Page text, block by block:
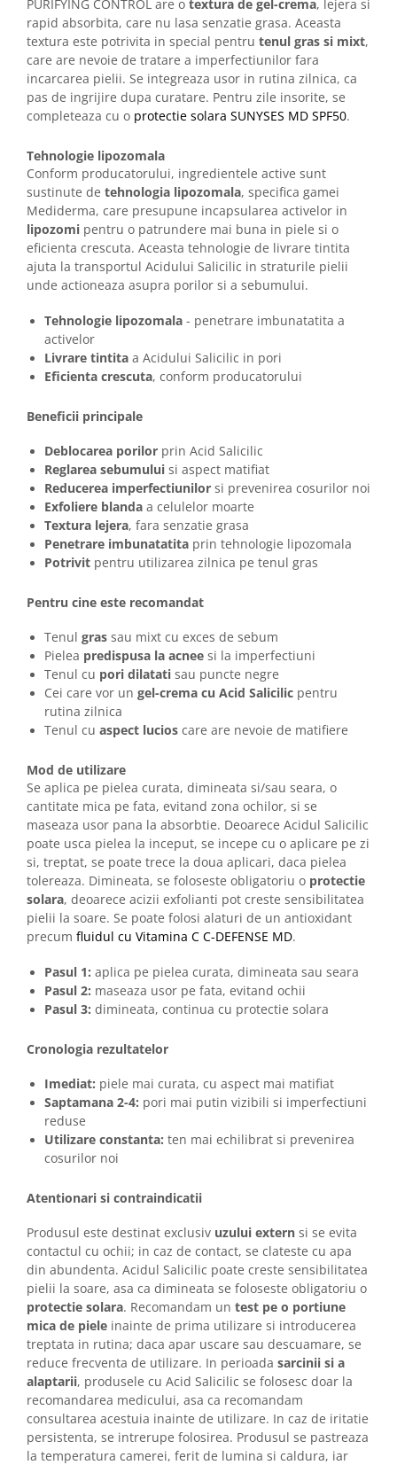
PURIFYING CONTROL are o textura de gel-crema, lejera si
rapid absorbita, care nu lasa senzatie grasa. Aceasta
textura este potrivita in special pentru tenul gras si mixt,
care are nevoie de tratare a imperfectiunilor fara
incarcarea pielii. Se integreaza usor in rutina zilnica, ca
pas de ingrijire dupa curatare. Pentru zile insorite, se
completeaza cu o protectie solara SUNYSES MD SPF50.
Tehnologie lipozomala
Conform producatorului, ingredientele active sunt
sustinute de tehnologia lipozomala, specifica gamei
Mediderma, care presupune incapsularea activelor in
lipozomi pentru o patrundere mai buna in piele si o
eficienta crescuta. Aceasta tehnologie de livrare tintita
ajuta la transportul Acidului Salicilic in straturile pielii
unde actioneaza asupra porilor si a sebumului.
Tehnologie lipozomala - penetrare imbunatatita a
activelor
Livrare tintita a Acidului Salicilic in pori
Eficienta crescuta, conform producatorului
Beneficii principale
Deblocarea porilor prin Acid Salicilic
Reglarea sebumului si aspect matifiat
Reducerea imperfectiunilor si prevenirea cosurilor noi
Exfoliere blanda a celulelor moarte
Textura lejera, fara senzatie grasa
Penetrare imbunatatita prin tehnologie lipozomala
Potrivit pentru utilizarea zilnica pe tenul gras
Pentru cine este recomandat
Tenul gras sau mixt cu exces de sebum
Pielea predispusa la acnee si la imperfectiuni
Tenul cu pori dilatati sau puncte negre
Cei care vor un gel-crema cu Acid Salicilic pentru
rutina zilnica
Tenul cu aspect lucios care are nevoie de matifiere
Mod de utilizare
Se aplica pe pielea curata, dimineata si/sau seara, o
cantitate mica pe fata, evitand zona ochilor, si se
maseaza usor pana la absorbtie. Deoarece Acidul Salicilic
poate usca pielea la inceput, se incepe cu o aplicare pe zi
si, treptat, se poate trece la doua aplicari, daca pielea
tolereaza. Dimineata, se foloseste obligatoriu o protectie
solara, deoarece acizii exfolianti pot creste sensibilitatea
pielii la soare. Se poate folosi alaturi de un antioxidant
precum fluidul cu Vitamina C C-DEFENSE MD.
Pasul 1: aplica pe pielea curata, dimineata sau seara
Pasul 2: maseaza usor pe fata, evitand ochii
Pasul 3: dimineata, continua cu protectie solara
Cronologia rezultatelor
Imediat: piele mai curata, cu aspect mai matifiat
Saptamana 2-4: pori mai putin vizibili si imperfectiuni
reduse
Utilizare constanta: ten mai echilibrat si prevenirea
cosurilor noi
Atentionari si contraindicatii
Produsul este destinat exclusiv uzului extern si se evita
contactul cu ochii; in caz de contact, se clateste cu apa
din abundenta. Acidul Salicilic poate creste sensibilitatea
pielii la soare, asa ca dimineata se foloseste obligatoriu o
protectie solara. Recomandam un test pe o portiune
mica de piele inainte de prima utilizare si introducerea
treptata in rutina; daca apar uscare sau descuamare, se
reduce frecventa de utilizare. In perioada sarcinii si a
alaptarii, produsele cu Acid Salicilic se folosesc doar la
recomandarea medicului, asa ca recomandam
consultarea acestuia inainte de utilizare. In caz de iritatie
persistenta, se intrerupe folosirea. Produsul se pastreaza
la temperatura camerei, ferit de lumina si caldura, iar